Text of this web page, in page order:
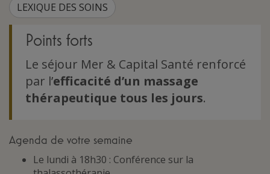
LEXIQUE DES SOINS
Points forts
Le séjour Mer & Capital Santé renforcé
par l’efficacité d’un massage
thérapeutique tous les jours.
Agenda de votre semaine
Le lundi à 18h30 : Conférence sur la